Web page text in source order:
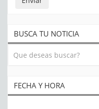
BUSCA TU NOTICIA
FECHA Y HORA